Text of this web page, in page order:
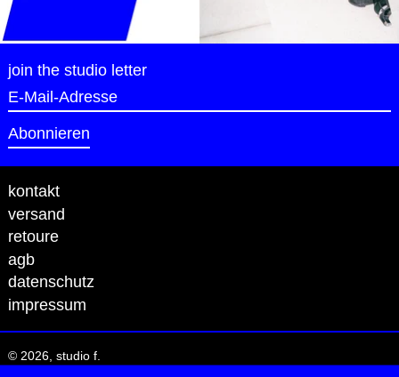
join the studio letter
E-Mail-Adresse
Abonnieren
kontakt
versand
retoure
agb
datenschutz
impressum
© 2026, studio f